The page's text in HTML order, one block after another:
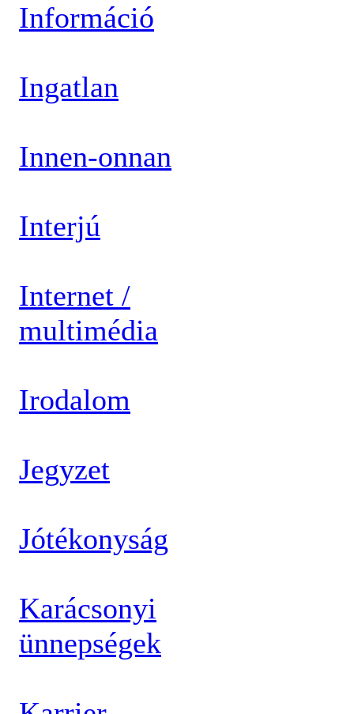
Információ
Ingatlan
Innen-onnan
Interjú
Internet /
multimédia
Irodalom
Jegyzet
Jótékonyság
Karácsonyi
ünnepségek